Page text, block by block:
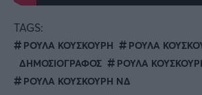
TAGS:
ΡΟΥΛΑ ΚΟΥΣΚΟΥΡΗ
ΡΟΥΛΑ
ΔΗΜΟΣΙΟΓΡΑΦΟΣ
ΡΟΥΛΑ
ΡΟΥΛΑ ΚΟΥΣΚΟΥΡΗ ΝΔ